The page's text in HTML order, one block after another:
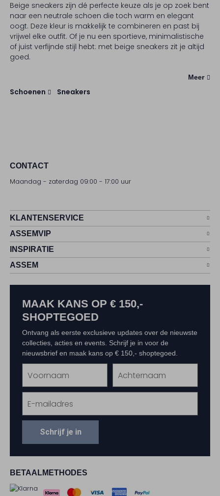
Beige sneakers zijn dé perfecte keuze als je op zoek bent
naar een neutrale schoen die toch warm en elegant
oogt. Deze kleur is makkelijk te combineren en past bij
vrijwel elke outfit. Of je nu een sportieve, minimalistische
of juist verfijnde stijl hebt: met beige sneakers zit je altijd
goed.
Meer
Schoenen Sneakers
CONTACT
Maandag - zaterdag 09:00 - 17:00 uur
KLANTENSERVICE
ASSEMVIP
INSPIRATIE
ASSEM
BETAALMETHODES
MAAK KANS OP € 150,-
SHOPTEGOED
Ontvang als eerste exclusieve updates over de nieuwste
collecties, acties en events. Schrijf je in voor de
nieuwsbrief en maak kans op € 150,- shoptegoed.
Schrijf je in